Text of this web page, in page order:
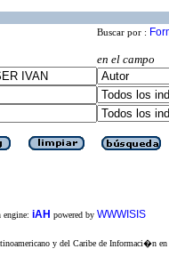
Buscar por :
en el campo
engine: iAH powered by WWWISIS
y del Caribe de Informaci�n en